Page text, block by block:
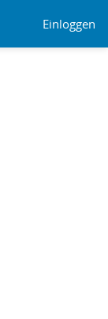
Einloggen